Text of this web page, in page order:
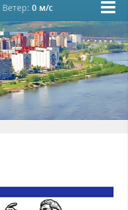
Ветер: 0 м/c